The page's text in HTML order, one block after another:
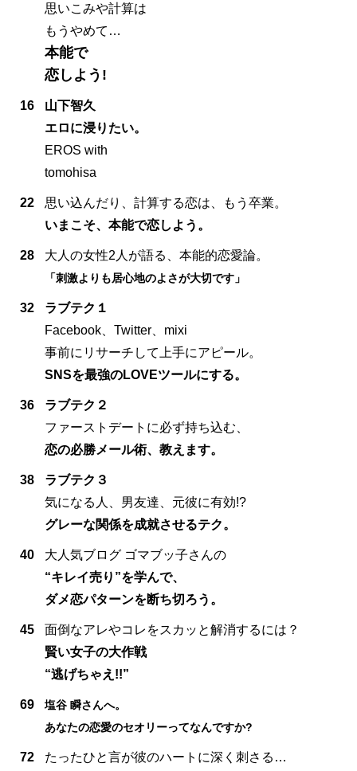
思いこみや計算は
もうやめて…
本能で
恋しよう!
16
山下智久
エロに浸りたい。
EROS with
tomohisa
22
思い込んだり、計算する恋は、もう卒業。
いまこそ、本能で恋しよう。
28 大人の女性2人が語る、本能的恋愛論。
「刺激よりも居心地のよさが大切です」
32
ラブテク１
Facebook、Twitter、mixi
事前にリサーチして上手にアピール。
SNSを最強のLOVEツールにする。
36
ラブテク２
ファーストデートに必ず持ち込む、
恋の必勝メール術、教えます。
38
ラブテク３
気になる人、男友達、元彼に有効!?
グレーな関係を成就させるテク。
40
大人気ブログ ゴマブッ子さんの
“キレイ売り”を学んで、
ダメ恋パターンを断ち切ろう。
45
面倒なアレやコレをスカッと解消するには？
賢い女子の大作戦
“逃げちゃえ!!”
69
塩谷 瞬さんへ。
あなたの恋愛のセオリーってなんですか?
72
たったひと言が彼のハートに深く刺さる…